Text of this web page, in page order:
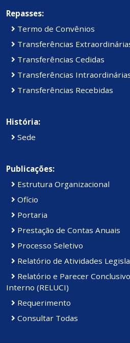
Repasses:
Termo de Convênios
Transferências
Transferências Cedidas
Transferências
Transferências Recebidas
História:
Sede
Publicações:
Estrutura Organizacional
Ofício
Portaria
Prestação de Contas Anuais
Processo Seletivo
Relatório de Atividades
Relatório e Parecer
Interno (RELUCI)
Requerimento
Consultar Todas